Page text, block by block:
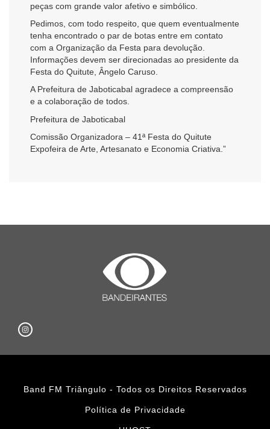
peças com grande valor afetivo e simbólico.
Pedimos, com todo respeito, que quem eventualmente
tenha encontrado o par de botas entre em contato
com a Organização da Festa para devolução.
Informações devem ser direcionadas ao presidente da
Festa do Quitute, Ângelo Caruso.
A Prefeitura de Jaboticabal agradece a compreensão
e a colaboração de todos.
Prefeitura de Jaboticabal
Comissão Organizadora – 41ª Festa do Quitute
Expofeira de Arte, Artesanato e Economia Criativa.”
Band FM Triângulo - Todos os Direitos Reservados
Política de Privacidade